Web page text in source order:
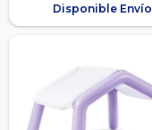
Disponible Envío